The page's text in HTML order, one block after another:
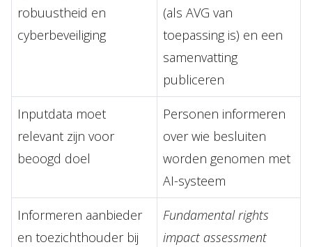
robuustheid en
cyberbeveiliging
(als AVG van
toepassing is) en een
samenvatting
publiceren
Inputdata moet
relevant zijn voor
beoogd doel
Personen informeren
over wie besluiten
worden genomen met
AI-systeem
Informeren aanbieder
en toezichthouder bij
Fundamental rights
impact assessment